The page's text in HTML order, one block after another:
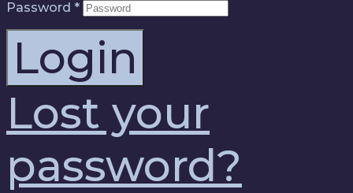
Password *
Login
Lost your
password?